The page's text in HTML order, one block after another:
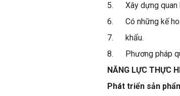
5. Xây dựng quan
6. Có những kế
7. khẩu.
8. Phương pháp
NĂNG LỰC THỰC
Phát triển sản